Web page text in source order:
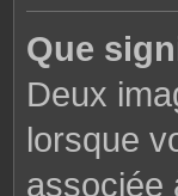
Que
Deux
lorsque
associée